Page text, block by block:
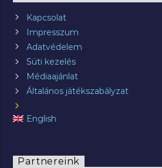
Kapcsolat
Impresszum
Adatvédelem
Süti kezelés
Médiaajánlat
Általános játékszabályzat
English
Partnereink